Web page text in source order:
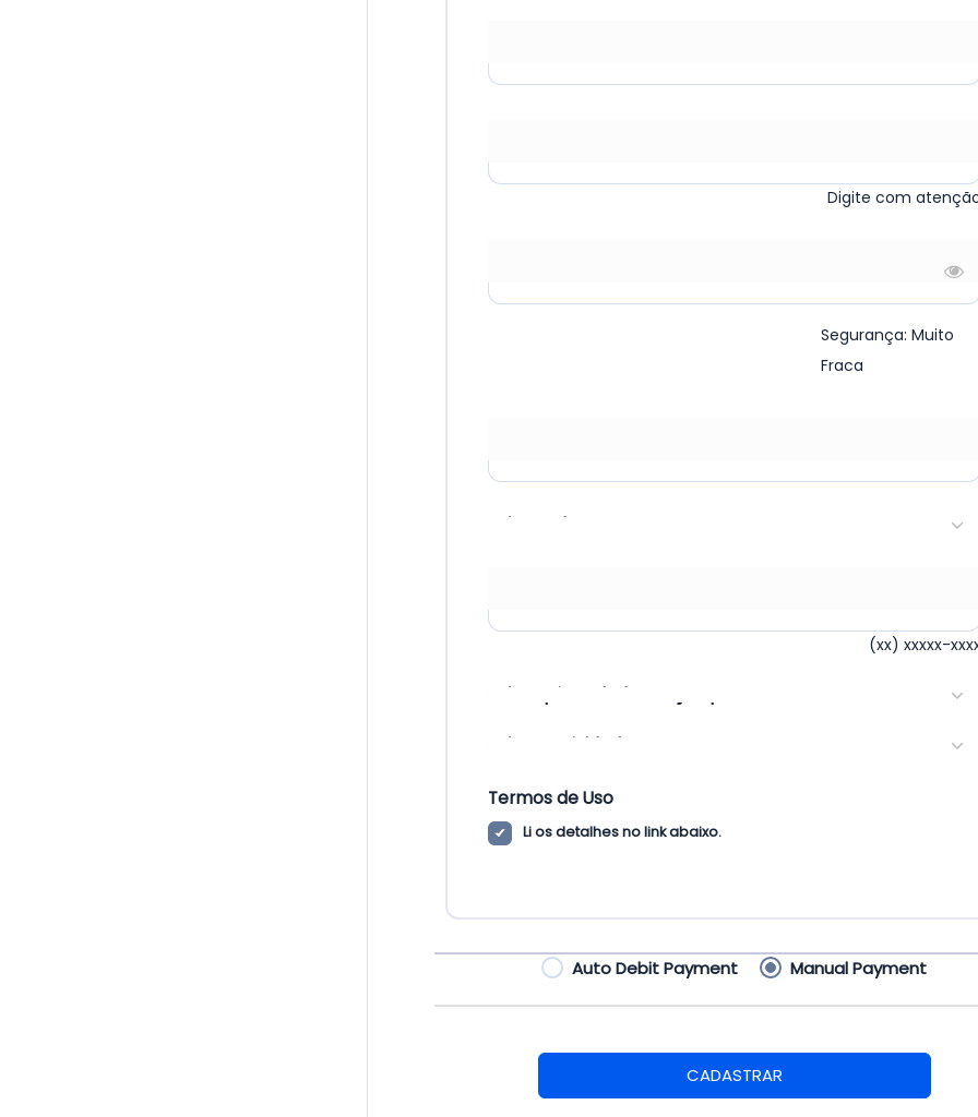
Digite com
Segurança: Muito
Fraca
* Estado
(xx) xxxxx-
* Arquivos de formação para
* Sua atividade
Termos de Uso
Li os detalhes no link abaixo.
Auto Debit Payment Manual Payment
CADASTRAR